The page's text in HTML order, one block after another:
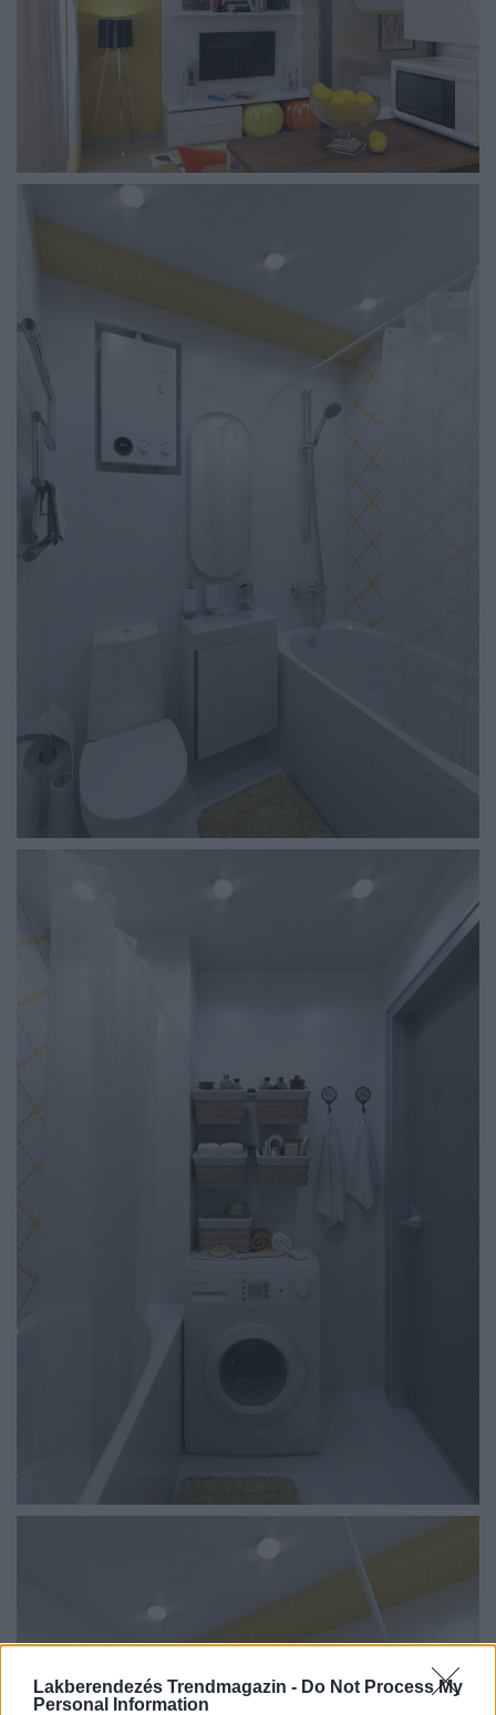
Lakberendezés Trendmagazin - Do Not Process My
Personal Information